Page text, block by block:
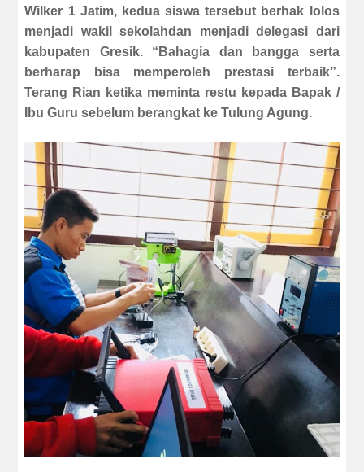
Wilker 1 Jatim, kedua siswa tersebut berhak lolos
menjadi wakil sekolahdan menjadi delegasi dari
kabupaten Gresik. “Bahagia dan bangga serta
berharap bisa memperoleh prestasi terbaik”.
Terang Rian ketika meminta restu kepada Bapak /
Ibu Guru sebelum berangkat ke Tulung Agung.